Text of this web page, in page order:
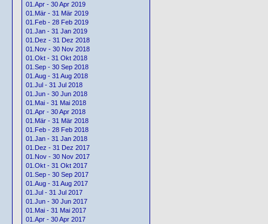
01.Apr - 30 Apr 2019
01.Mär - 31 Mär 2019
01.Feb - 28 Feb 2019
01.Jan - 31 Jan 2019
01.Dez - 31 Dez 2018
01.Nov - 30 Nov 2018
01.Okt - 31 Okt 2018
01.Sep - 30 Sep 2018
01.Aug - 31 Aug 2018
01.Jul - 31 Jul 2018
01.Jun - 30 Jun 2018
01.Mai - 31 Mai 2018
01.Apr - 30 Apr 2018
01.Mär - 31 Mär 2018
01.Feb - 28 Feb 2018
01.Jan - 31 Jan 2018
01.Dez - 31 Dez 2017
01.Nov - 30 Nov 2017
01.Okt - 31 Okt 2017
01.Sep - 30 Sep 2017
01.Aug - 31 Aug 2017
01.Jul - 31 Jul 2017
01.Jun - 30 Jun 2017
01.Mai - 31 Mai 2017
01.Apr - 30 Apr 2017